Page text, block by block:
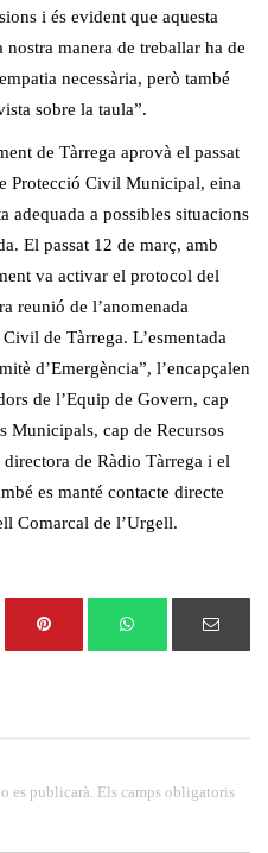
i és evident que aquesta
manera de treballar ha de
necessària, però també
sobre la taula”.
de Tàrrega aprovà el passat
Protecció Civil Municipal, eina
adequada a possibles situacions
El passat 12 de març, amb
va activar el protocol del
reunió de l’anomenada
de Tàrrega. L’esmentada
d’Emergència”, l’encapçalen
de l’Equip de Govern, cap
Municipals, cap de Recursos
de Ràdio Tàrrega i el
es manté contacte directe
Comarcal de l’Urgell.
es publicarà. Els camps obligatoris